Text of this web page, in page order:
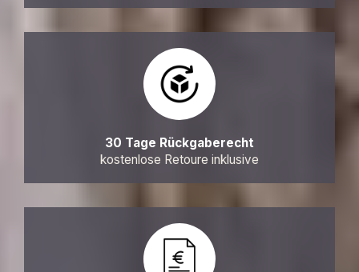
30 Tage Rückgaberecht
kostenlose Retoure inklusive